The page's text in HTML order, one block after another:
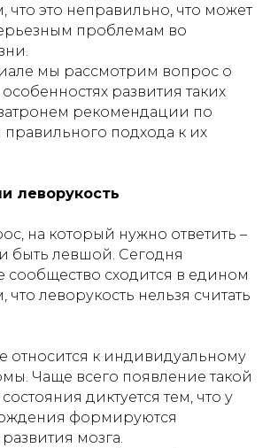
что это неправильно, что может
проблемам во
мы рассмотрим вопрос о
развития таких
рекомендации по
подхода к их
леворукость
на который нужно ответить –
быть левшой. Сегодня
сообщество сходится в едином
леворукость нельзя считать
относится к индивидуальному
Чаще всего появление такой
диктуется тем, что у
формируются
мозга.